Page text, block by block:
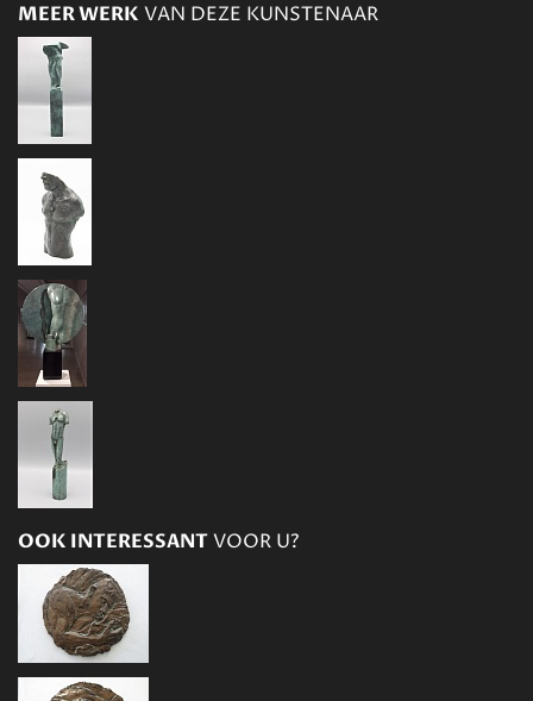
MEER WERK VAN DEZE KUNSTENAAR
OOK INTERESSANTVOOR U?